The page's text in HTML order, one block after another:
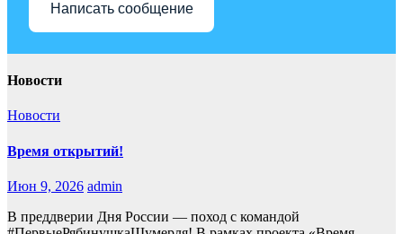
Написать сообщение
Новости
Новости
Время открытий!
Июн 9, 2026 admin
В преддверии Дня России — поход с командой